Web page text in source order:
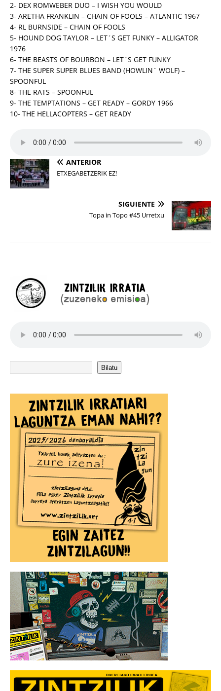
2- DEX ROMWEBER DUO – I WISH YOU WOULD
3- ARETHA FRANKLIN – CHAIN OF FOOLS – ATLANTIC 1967
4- RL BURNSIDE – CHAIN OF FOOLS
5- HOUND DOG TAYLOR – LET´S GET FUNKY – ALLIGATOR
1976
6- THE BEASTS OF BOURBON – LET´S GET FUNKY
7- THE SUPER SUPER BLUES BAND (HOWLIN´ WOLF) –
SPOONFUL
8- THE RATS – SPOONFUL
9- THE TEMPTATIONS – GET READY – GORDY 1966
10- THE HELLACOPTERS – GET READY
ANTERIOR
ETXEGABETZERIK EZ!
SIGUIENTE
Topa in Topo #45 Urretxu
Bilatu